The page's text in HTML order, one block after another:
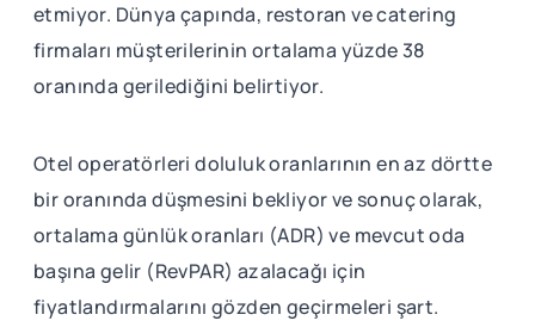
etmiyor. Dünya çapında, restoran ve catering
firmaları müşterilerinin ortalama yüzde 38
oranında gerilediğini belirtiyor.
Otel operatörleri doluluk oranlarının en az dörtte
bir oranında düşmesini bekliyor ve sonuç olarak,
ortalama günlük oranları (ADR) ve mevcut oda
başına gelir (RevPAR) azalacağı için
fiyatlandırmalarını gözden geçirmeleri şart.